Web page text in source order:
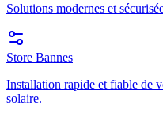
Solutions modernes et
Store Bannes
Installation rapide et fiable de
solaire.